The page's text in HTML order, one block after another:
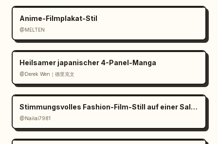
Anime-Filmplakat-Stil
@MELTEN
Heilsamer japanischer 4-Panel-Manga
@Derek Wen｜德里克文
Stimmungsvolles Fashion-Film-Still auf einer Salzpfanne
@Nailai7981